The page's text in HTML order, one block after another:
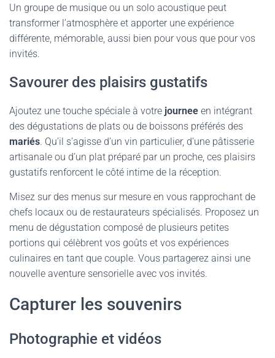
Un groupe de musique ou un solo acoustique peut
transformer l’atmosphère et apporter une expérience
différente, mémorable, aussi bien pour vous que pour vos
invités.
Savourer des plaisirs gustatifs
Ajoutez une touche spéciale à votre journee en intégrant
des dégustations de plats ou de boissons préférés des
mariés. Qu’il s’agisse d’un vin particulier, d’une pâtisserie
artisanale ou d’un plat préparé par un proche, ces plaisirs
gustatifs renforcent le côté intime de la réception.
Misez sur des menus sur mesure en vous rapprochant de
chefs locaux ou de restaurateurs spécialisés. Proposez un
menu de dégustation composé de plusieurs petites
portions qui célèbrent vos goûts et vos expériences
culinaires en tant que couple. Vous partagerez ainsi une
nouvelle aventure sensorielle avec vos invités.
Capturer les souvenirs
Photographie et vidéos